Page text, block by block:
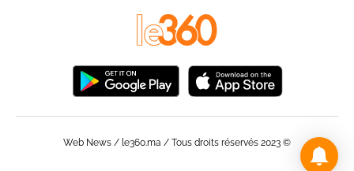
© Web News / le360.ma / Tous droits réservés 2023